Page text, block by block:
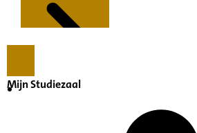
Mijn Studiezaal